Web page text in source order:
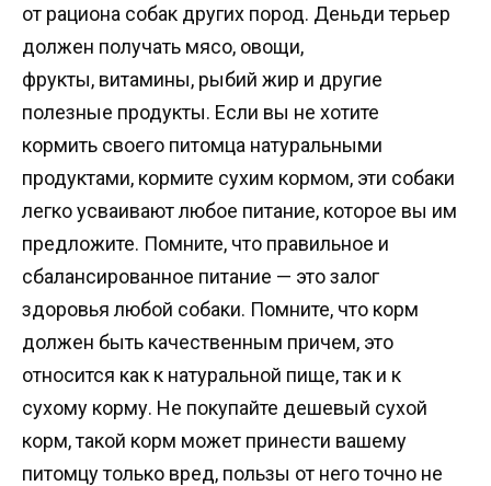
от рациона собак других пород. Деньди терьер
должен получать мясо, овощи,
фрукты, витамины, рыбий жир и другие
полезные продукты. Если вы не хотите
кормить своего питомца натуральными
продуктами, кормите сухим кормом, эти собаки
легко усваивают любое питание, которое вы им
предложите. Помните, что правильное и
сбалансированное питание — это залог
здоровья любой собаки. Помните, что корм
должен быть качественным причем, это
относится как к натуральной пище, так и к
сухому корму. Не покупайте дешевый сухой
корм, такой корм может принести вашему
питомцу только вред, пользы от него точно не